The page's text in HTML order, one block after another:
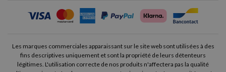
Les marques commerciales apparaissant sur le site web sont utilisées à des
fins descriptives uniquement et sont la propriété de leurs détenteurs
légitimes. L'utilisation correcte de nos produits n'affectera pas la qualité